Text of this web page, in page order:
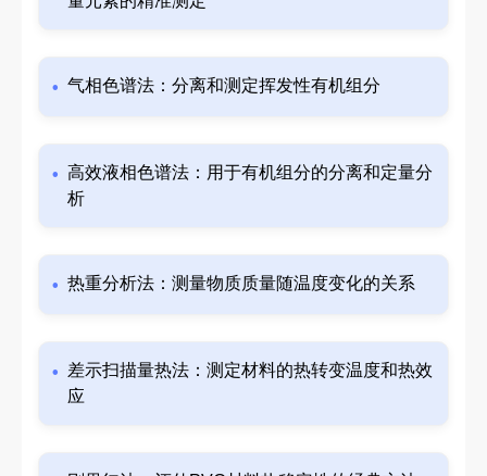
气相色谱法：分离和测定挥发性有机组分
高效液相色谱法：用于有机组分的分离和定量分
析
热重分析法：测量物质质量随温度变化的关系
差示扫描量热法：测定材料的热转变温度和热效
应